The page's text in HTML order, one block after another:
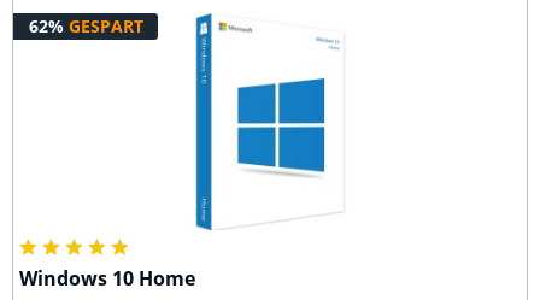
62% GESPART
Windows 10 Home